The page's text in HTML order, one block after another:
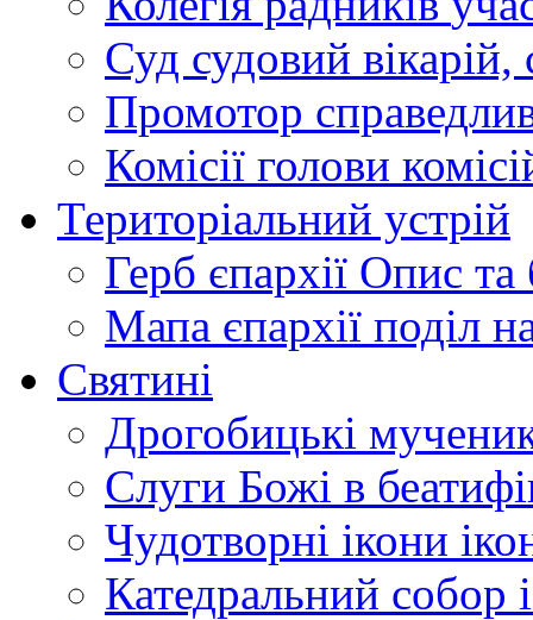
Суд судовий вікарій,
Промотор
Комісії голови
Територіальний устрій
Герб єпархії Опис та
Мапа єпархії поділ
Святині
Дрогобицькі
Слуги Божі в
Чудотворні ікони
Катедральний собор